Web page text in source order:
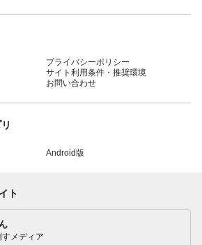
プライバシーポリシー
サイト利用条件・推奨環境
お問い合わせ
Android版
ト
メディア